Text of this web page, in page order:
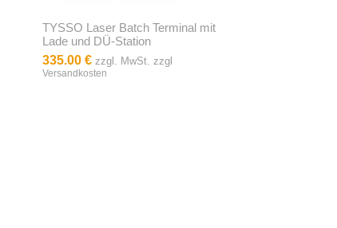
TYSSO Laser Batch Terminal mit
Lade und DÜ-Station
335.00 €zzgl. MwSt. zzgl
Versandkosten